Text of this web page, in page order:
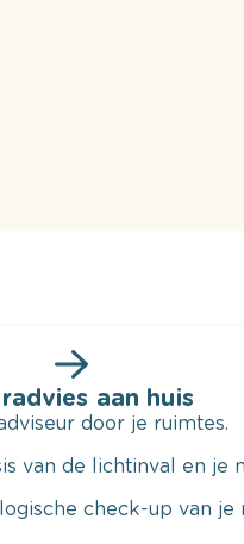
aan huis
door je ruimtes.
van de lichtinval en je
check-up van je